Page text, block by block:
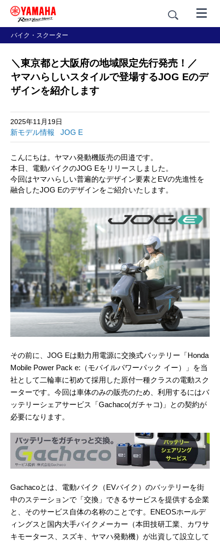
バイク・スクーター
＼東京都と大阪府の地域限定先行発売！／
ヤマハらしいスタイルで登場するJOG Eのデ
ザインを紹介します
2025年11月19日
新モデル情報 JOG E
こんにちは。ヤマハ発動機販売の田邉です。
本日、電動バイクのJOG Eをリリースしました。
今回はヤマハらしい普遍的なデザイン要素とEVの先進性を
融合したJOG Eのデザインをご紹介いたします。
その前に、JOG Eは動力用電源に交換式バッテリー「Honda
Mobile Power Pack e:（モバイルパワーパック イー）」を当
社として二輪車に初めて採用した原付一種クラスの電動スク
ーターです。今回は車体のみの販売のため、利用するにはバ
ッテリーシェアサービス「Gachaco(ガチャコ)」との契約が
必要になります。
Gachacoとは、電動バイク（EVバイク）のバッテリーを街
中のステーションで「交換」できるサービスを提供する企業
と、そのサービス自体の名称のことです。ENEOSホールデ
ィングスと国内大手バイクメーカー（本田技研工業、カワサ
キモータース、スズキ、ヤマハ発動機）が出資して設立して